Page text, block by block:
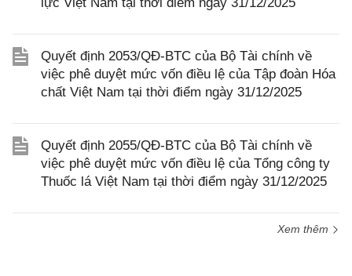
Quyết định 2053/QĐ-BTC của Bộ Tài chính về
việc phê duyệt mức vốn điều lệ của Tập đoàn Hóa
chất Việt Nam tại thời điểm ngày 31/12/2025
Quyết định 2055/QĐ-BTC của Bộ Tài chính về
việc phê duyệt mức vốn điều lệ của Tổng công ty
Thuốc lá Việt Nam tại thời điểm ngày 31/12/2025
Xem thêm